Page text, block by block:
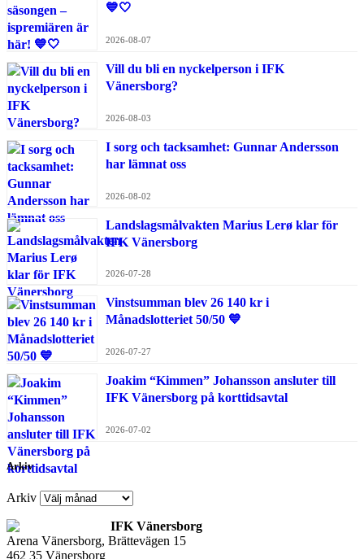
💙🤍
2026-08-07
Vill du bli en nyckelperson i IFK
Vänersborg?
2026-08-03
I sorg och tacksamhet: Gunnar Andersson
har lämnat oss
2026-08-02
Landslagsmålvakten Marius Lerø klar för
IFK Vänersborg
2026-07-28
Vinstsumman blev 26 140 kr i
Månadslotteriet 50/50 💙
2026-07-27
Joakim “Kimmen” Johansson ansluter till
IFK Vänersborg på korttidsavtal
2026-07-02
Arkiv
Arkiv
IFK Vänersborg
Arena Vänersborg, Brättevägen 15
462 35 Vänersborg